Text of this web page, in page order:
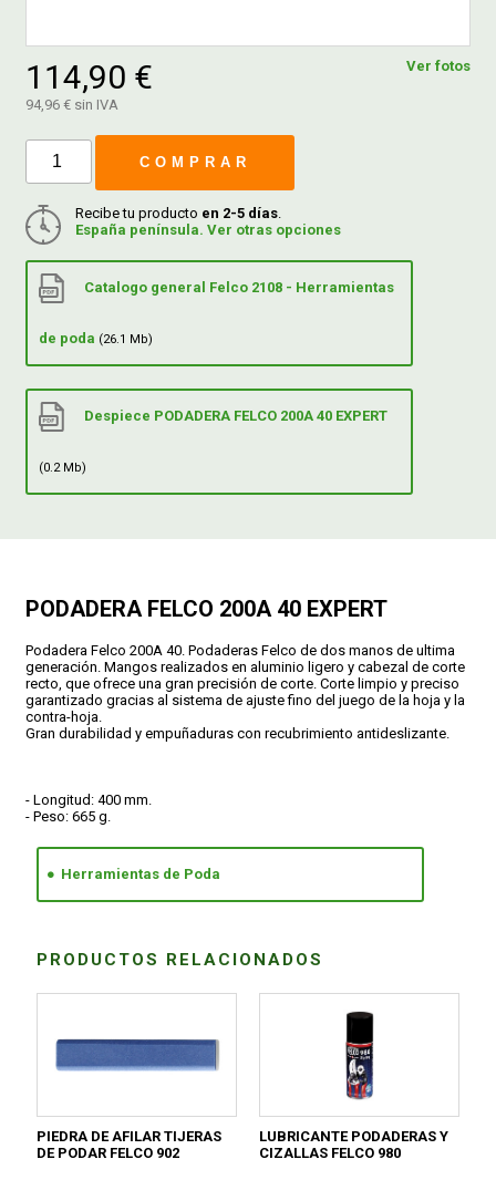
Ver fotos
114,90 €
94,96 € sin IVA
COMPRAR
Recibe tu producto en 2-5 días
España península. Ver otras opciones
Catalogo general Felco 2108 - Herramientas
de poda (26.1 Mb)
Despiece PODADERA FELCO 200A 40 EXPERT
(0.2 Mb)
PODADERA FELCO 200A 40 EXPERT
Podadera Felco 200A 40. Podaderas Felco de dos manos de ultima
generación. Mangos realizados en aluminio ligero y cabezal de corte
recto, que ofrece una gran precisión de corte. Corte limpio y preciso
garantizado gracias al sistema de ajuste fino del juego de la hoja y la
contra-hoja.
Gran durabilidad y empuñaduras con recubrimiento antideslizante.
- Longitud: 400 mm.
- Peso: 665 g.
Herramientas de Poda
PRODUCTOS RELACIONADOS
PIEDRA DE AFILAR TIJERAS
DE PODAR FELCO 902
LUBRICANTE PODADERAS Y
CIZALLAS FELCO 980